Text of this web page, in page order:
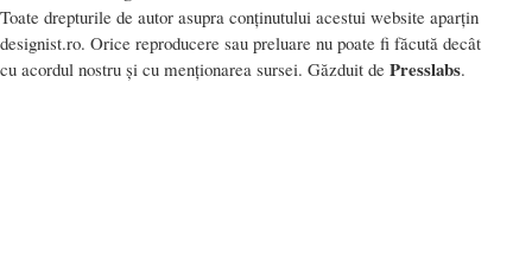
Toate drepturile de autor asupra conținutului acestui website aparțin
designist.ro. Orice reproducere sau preluare nu poate fi făcută decât
cu acordul nostru și cu menționarea sursei. Găzduit de Presslabs.